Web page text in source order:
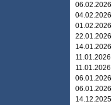
06.02.2026
04.02.2026
01.02.2026
22.01.2026
14.01.2026
11.01.2026
11.01.2026
06.01.2026
06.01.2026
14.12.2025